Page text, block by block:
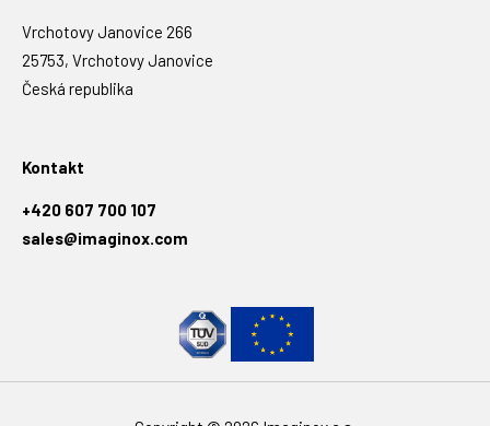
Vrchotovy Janovice 266
25753, Vrchotovy Janovice
Česká republika
Kontakt
+420 607 700 107
sales@imaginox.com